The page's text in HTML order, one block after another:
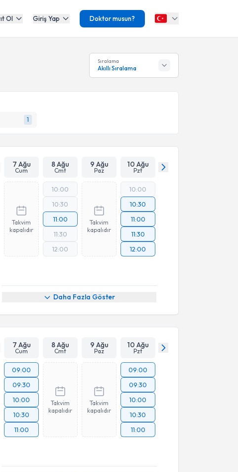
Ol Giriş Yap Doktor musun?
Sıralama
Akıllı Sıralama
1
7 Ağu
Cum
8 Ağu
Cmt
9 Ağu
Paz
10 Ağu
Pzt
Takvim
kapalıdır
10:00
10:30
11:00
11:30
12:00
Takvim
kapalıdır
10:00
10:30
11:00
11:30
12:00
Daha Fazla Göster
7 Ağu
Cum
8 Ağu
Cmt
9 Ağu
Paz
10 Ağu
Pzt
09:00
09:30
10:00
10:30
11:00
Takvim
kapalıdır
Takvim
kapalıdır
09:00
09:30
10:00
10:30
11:00